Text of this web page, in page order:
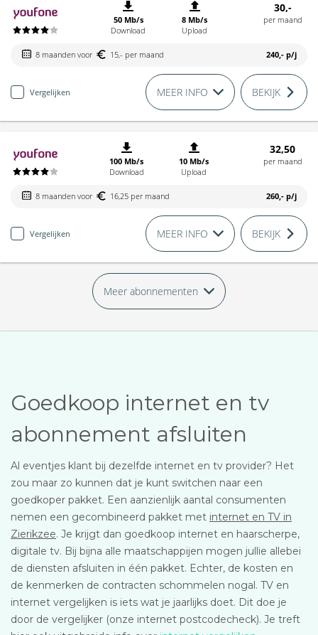
50 Mb/s
Download
8 Mb/s
Upload
30,-
per maand
8 maanden voor 15,- per maand 240,- p/j
Vergelijken MEER INFO BEKIJK
100 Mb/s
Download
10 Mb/s
Upload
32,50
per maand
8 maanden voor 16,25 per maand 260,- p/j
Vergelijken MEER INFO BEKIJK
Meer abonnementen
Goedkoop internet en tv
abonnement afsluiten
Al eventjes klant bij dezelfde internet en tv provider? Het
zou maar zo kunnen dat je kunt switchen naar een
goedkoper pakket. Een aanzienlijk aantal consumenten
nemen een gecombineerd pakket met internet en TV in
Zierikzee. Je krijgt dan goedkoop internet en haarscherpe,
digitale tv. Bij bijna alle maatschappijen mogen jullie allebei
de diensten afsluiten in één pakket. Echter, de kosten en
de kenmerken de contracten schommelen nogal. TV en
internet vergelijken is iets wat je jaarlijks doet. Dit doe je
door de vergelijker (onze internet postcodecheck). Je treft